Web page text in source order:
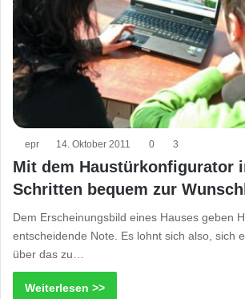
epr 14. Oktober 2011 0 3
Mit dem Haustürkonfigurator
Schritten bequem zur
Dem Erscheinungsbild eines Hauses geben
entscheidende Note. Es lohnt sich also, sich
über das zu…
Weiterlesen >>